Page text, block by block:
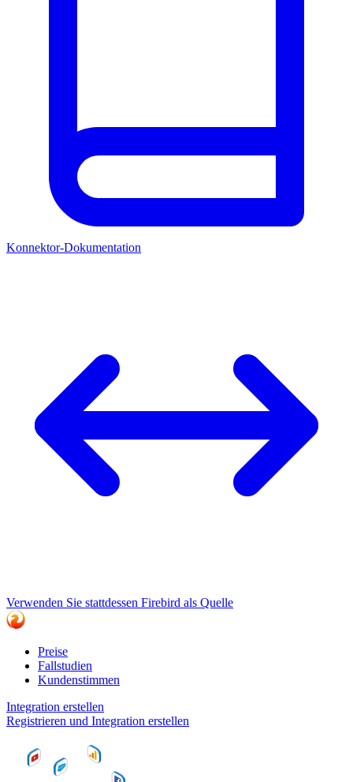
Konnektor-Dokumentation
Verwenden Sie stattdessen Firebird als Quelle
Preise
Fallstudien
Kundenstimmen
Integration erstellen
Registrieren und Integration erstellen